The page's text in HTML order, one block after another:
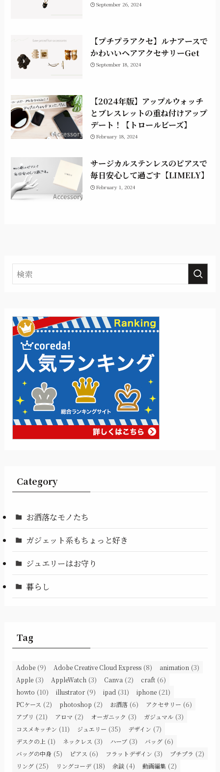
September 26, 2024
【プチプラアクセ】ルナアースで
かわいいヘアアクセサリーGet
September 18, 2024
【2024年版】アップルウォッチ
とブレスレットの重ね付けアップ
デート！【トロールビーズ】
February 18, 2024
サージカルステンレスのピアスで
毎日安心して過ごす【LIMELY】
February 1, 2024
Category
お洒落なモノたち
ガジェット系もちょっと好き
ジュエリーはお守り
暮らし
Tag
Adobe (9) Adobe Creative Cloud Express (8) animation (3)
Apple (3) AppleWatch (3) Canva (2) craft (6)
howto (10) illustrator (9) ipad (31) iphone (21)
PCケース (2) photoshop (2) お洒落 (6) アクセサリー (6)
アプリ (21) アロマ (2) オーガニック (3) ガジュマル (3)
コスメキッチン (11) ジュエリー (35) デザイン (7)
デスクの上 (1) ネックレス (3) ハーブ (3) バッグ (6)
バッグの中身 (5) ピアス (6) フラットデザイン (3) プチプラ (2)
リング (25) リングコーデ (18) 余談 (4) 動画編集 (2)